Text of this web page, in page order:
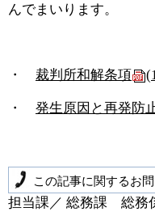
んでまいります。
・ 裁判所和解条項
・ 発生原因と再発防
この記事に関するお
担当課／ 総務課 総務